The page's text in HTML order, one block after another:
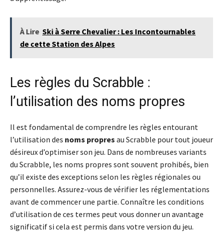
À Lire Ski à Serre Chevalier : Les Incontournables
de cette Station des Alpes
Les règles du Scrabble :
l’utilisation des noms propres
Il est fondamental de comprendre les règles entourant
l’utilisation des noms propres au Scrabble pour tout joueur
désireux d’optimiser son jeu. Dans de nombreuses variants
du Scrabble, les noms propres sont souvent prohibés, bien
qu’il existe des exceptions selon les règles régionales ou
personnelles. Assurez-vous de vérifier les réglementations
avant de commencer une partie. Connaître les conditions
d’utilisation de ces termes peut vous donner un avantage
significatif si cela est permis dans votre version du jeu.